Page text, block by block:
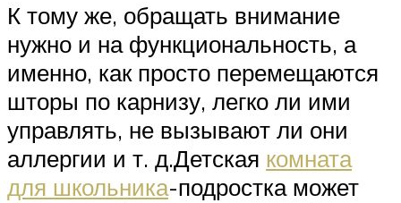
К тому же, обращать внимание
нужно и на функциональность, а
именно, как просто перемещаются
шторы по карнизу, легко ли ими
управлять, не вызывают ли они
аллергии и т. д.Детская комната
для школьника-подростка может